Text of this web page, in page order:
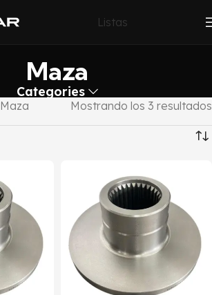
Listas
Maza
Categories
Maza Mostrando los 3 resultados